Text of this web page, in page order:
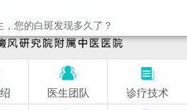
医生团队 诊疗技术
您的白斑发现多久了？